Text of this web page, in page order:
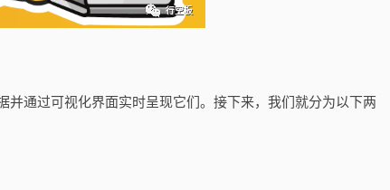
通过可视化界面实时呈现它们。接下来，我们就分为以下两